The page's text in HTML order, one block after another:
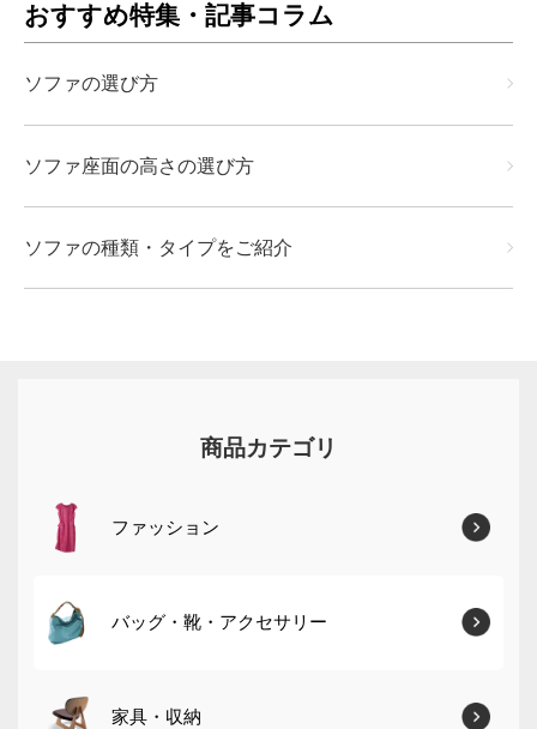
おすすめ特集・記事コラム
ソファの選び方
ソファ座面の高さの選び方
ソファの種類・タイプをご紹介
商品カテゴリ
ファッション
バッグ・靴・アクセサリー
家具・収納